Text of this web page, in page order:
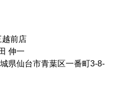
前店
伸一
仙台市青葉区一番町3-8-